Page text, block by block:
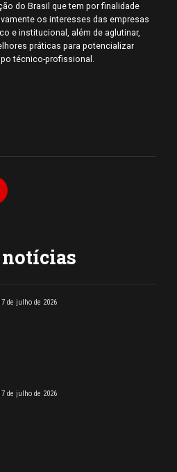
do Brasil que tem por finalidade
os interesses das empresas
e institucional, além de aglutinar,
práticas para potencializar
técnico-profissional.
de julho de 2026
de julho de 2026